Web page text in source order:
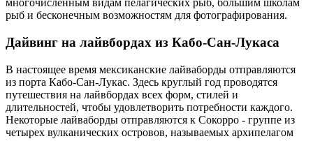
многочисленным видам пелагических рыб, большим школам
рыб и бесконечным возможностям для фотографирования.
Дайвинг на лайвбордах из Кабо-Сан-Лукаса
В настоящее время мексиканские лайваборды отправляются
из порта Кабо-Сан-Лукас. Здесь круглый год проводятся
путешествия на лайвбордах всех форм, стилей и
длительностей, чтобы удовлетворить потребности каждого.
Некоторые лайваборды отправляются к Сокорро - группе из
четырех вулканических островов, называемых архипелагом